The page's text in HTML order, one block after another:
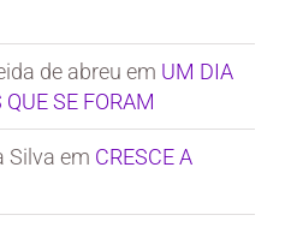
de abreu em UM DIA
SE FORAM
Silva em CRESCE A